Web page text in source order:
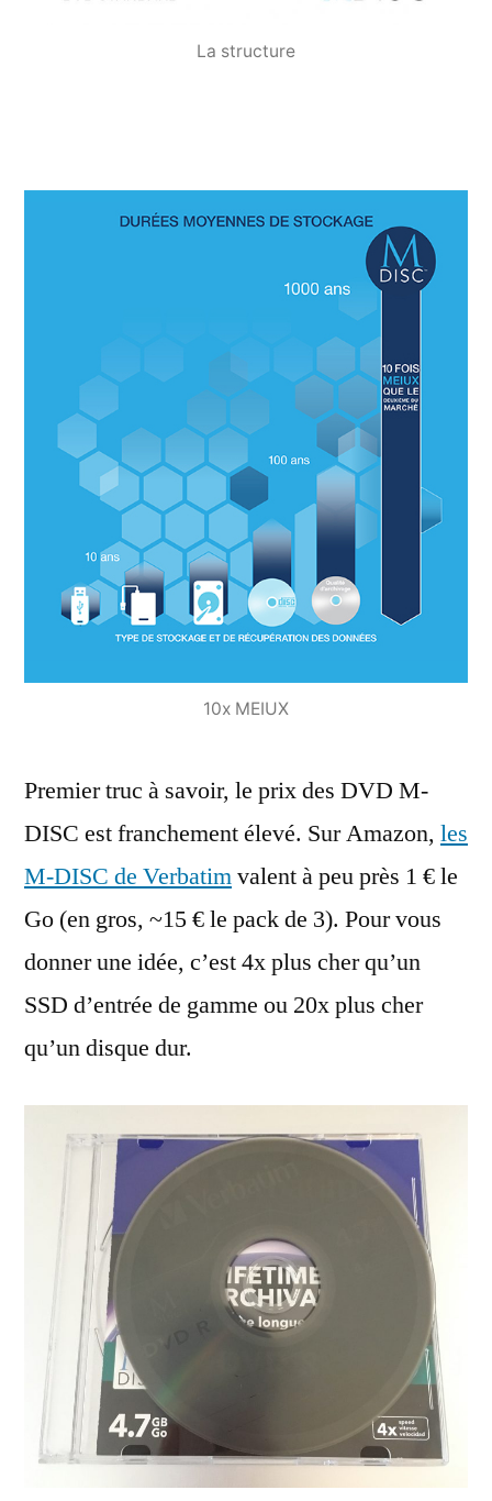
La structure
10x MEIUX
Premier truc à savoir, le prix des DVD M-
DISC est franchement élevé. Sur Amazon, les
M-DISC de Verbatimvalent à peu près 1 € le
Go (en gros, ~15 € le pack de 3). Pour vous
donner une idée, c’est 4x plus cher qu’un
SSD d’entrée de gamme ou 20x plus cher
qu’un disque dur.